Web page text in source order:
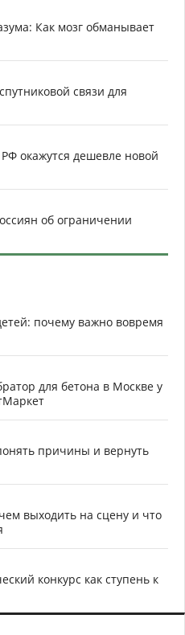
Как мозг обманывает
связи для
окажутся дешевле новой
об ограничении
почему важно вовремя
для бетона в Москве у
причины и вернуть
выходить на сцену и что
конкурс как ступень к